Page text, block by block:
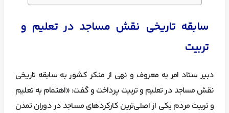
سابقه تاریخی نقش مساجد در تعلیم و
تربیت
دبیر ستاد امر به معروف و نهی از منکر کشور به سابقه تاریخی
نقش مساجد در تعلیم و تربیت پرداخت و گفت: «اهتمام به تعلیم
و تربیت مردم یکی از اصلی‌ترین کارکردهای مساجد در دوران تمدن